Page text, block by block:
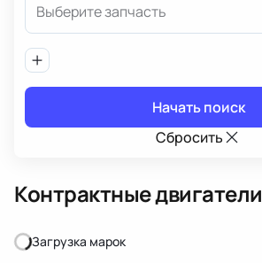
Выберите запчасть
Начать поиск
Сбросить
Контрактные двигатели
Загрузка марок
Загрузка марок